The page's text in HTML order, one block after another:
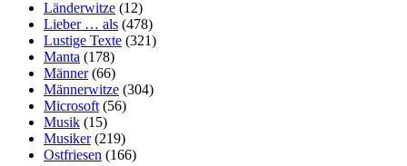
Länderwitze (12)
Lieber … als (478)
Lustige Texte (321)
Manta (178)
Männer(66)
Männerwitze (304)
Microsoft(56)
Musik (15)
Musiker(219)
Ostfriesen (166)